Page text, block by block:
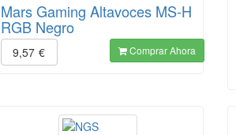
Mars Gaming Altavoces MS-H
RGB Negro
9,57 € Comprar Ahora